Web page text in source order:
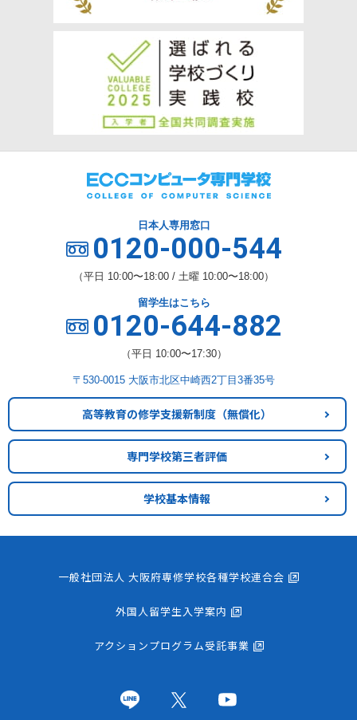
日本人専用窓口
0120-000-544
（平日 10:00〜18:00 / 土曜 10:00〜18:00）
留学生はこちら
0120-644-882
（平日 10:00〜17:30）
〒530-0015 大阪市北区中崎西2丁目3番35号
高等教育の修学支援新制度 （無償化）
専門学校第三者評価
学校基本情報
一般社団法人 大阪府専修学校各種学校連合会
外国人留学生入学案内
アクションプログラム受託事業